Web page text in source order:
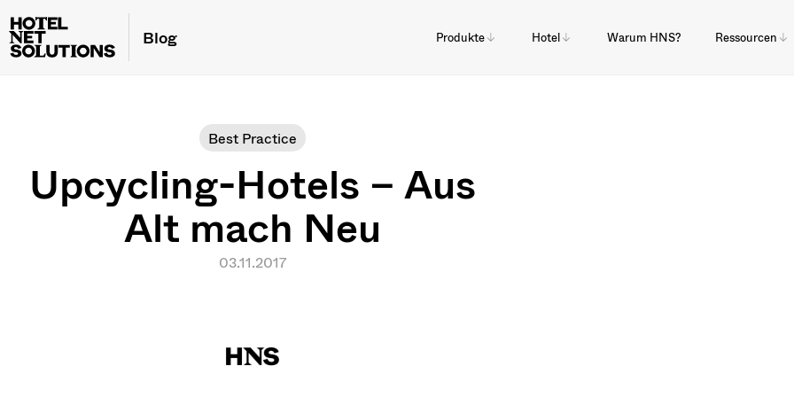
Blog Produkte Hotel Warum HNS? Ressourcen
Best Practice
Upcycling-Hotels – Aus
Alt mach Neu
03.11.2017